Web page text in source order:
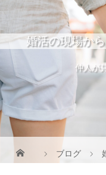
婚活の現場か
仲人が
ブログ